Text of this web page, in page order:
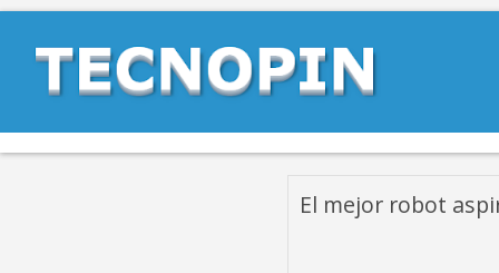
El mejor robot